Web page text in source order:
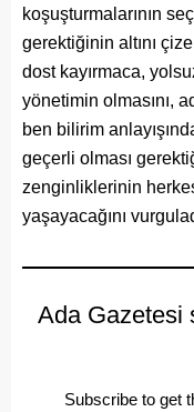
koşuşturmalarının
gerektiğinin altını
dost kayırmaca,
yönetimin olmasını,
ben bilirim
geçerli olması
zenginliklerinin
yaşayacağını
Ada Gazetesi
Subscribe to get